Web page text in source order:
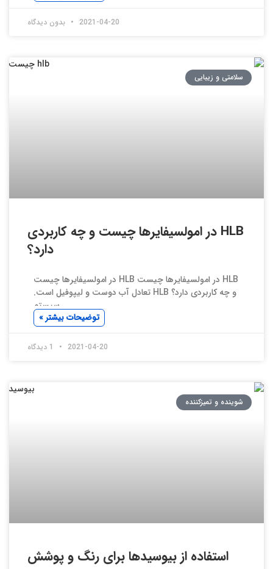
2021-04-20 بدون دیدگاه
سلامتی و زیبایی
HLB در امولسیفایرها چیست و چه کاربردی
دارد؟
HLB در امولسیفایرها چیست HLB در امولسیفایرها چیست
و چه کاربردی دارد؟ HLB تعادل آب دوست و لیپوفیل است.
سیستم
توضیحات بیشتر »
2021-04-20
شوینده و تمیزکننده
استفاده از بیوسیدها برای رنگ و پوشش